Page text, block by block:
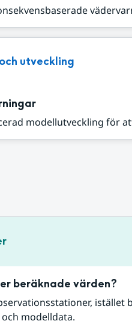
utveckling
modellutveckling för
beräknade värden?
istället
modelldata.